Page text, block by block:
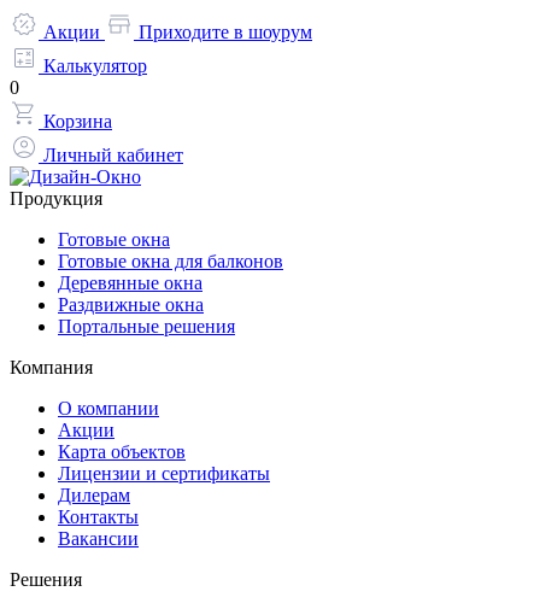
Акции
Приходите в шоурум
Калькулятор
0
Корзина
Личный кабинет
Продукция
Готовые окна
Готовые окна для балконов
Деревянные окна
Раздвижные окна
Портальные решения
Компания
О компании
Акции
Карта объектов
Лицензии и сертификаты
Дилерам
Контакты
Вакансии
Решения